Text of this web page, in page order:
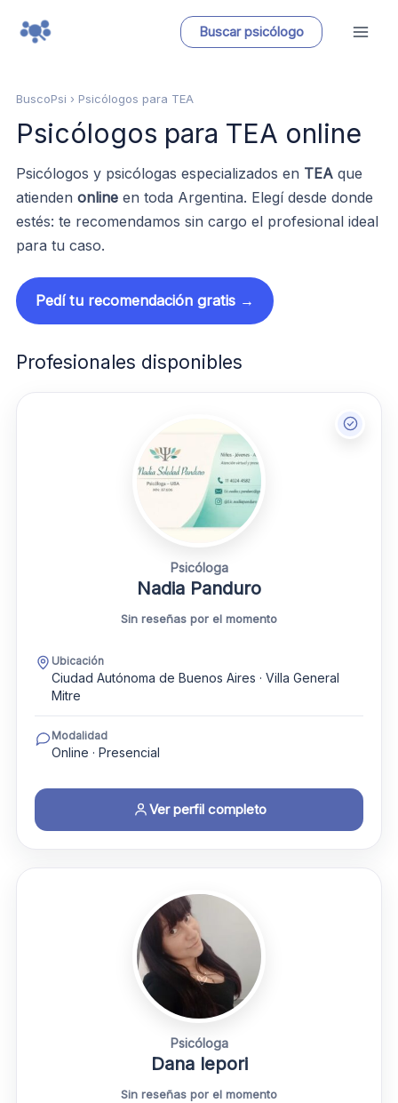
Buscar psicólogo
BuscoPsi › Psicólogos para TEA
Psicólogos para TEA online
Psicólogos y psicólogas especializados en TEA que
atienden online en toda Argentina. Elegí desde donde
estés: te recomendamos sin cargo el profesional ideal
para tu caso.
Pedí tu recomendación gratis →
Profesionales disponibles
Psicóloga
Nadia Panduro
Sin reseñas por el momento
Ubicación
Ciudad Autónoma de Buenos Aires · Villa General
Mitre
Modalidad
Online · Presencial
Ver perfil completo
Psicóloga
Dana lepori
Sin reseñas por el momento